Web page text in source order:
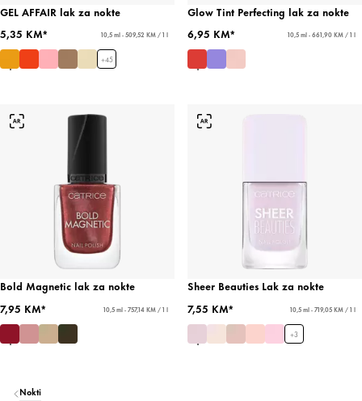
GEL AFFAIR lak za nokte
5,35 KM*
10,5 ml - 509,52 KM / 1 l
+45
Glow Tint Perfecting lak za nokte
6,95 KM*
10,5 ml - 661,90 KM / 1 l
Bold Magnetic lak za nokte
7,95 KM*
10,5 ml - 757,14 KM / 1 l
Sheer Beauties Lak za nokte
7,55 KM*
10,5 ml - 719,05 KM / 1 l
+3
Nokti